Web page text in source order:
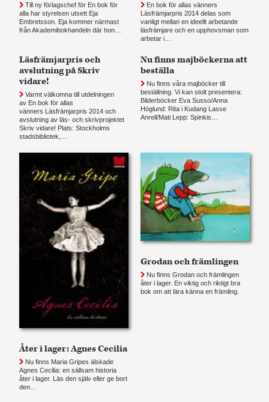
Till ny förlagschef för En bok för
alla har styrelsen utsett Eja
Embretsson. Eja kommer närmast
från Akademibokhandeln där hon…
En bok för allas vänners
Läsfrämjarpris 2014 delas som
vanligt mellan en ideellt arbetande
läsfrämjare och en upphovsman som
arbetar i…
Läsfrämjarpris och
avslutning på Skriv
vidare!
Varmt välkomna till utdelningen
av En bok för allas
vänners Läsfrämjarpris 2014 och
avslutning av läs- och skrivprojektet
Skriv vidare! Plats: Stockholms
stadsbibliotek,…
Nu finns majböckerna att
beställa
Nu finns våra majböcker till
beställning. Vi kan stolt presentera:
Bilderböcker Eva Susso/Anna
Höglund: Rita i Kudang Lasse
Anrell/Mati Lepp: Spinkis…
Åter i lager: Agnes Cecilia
Nu finns Maria Gripes älskade
Agnes Cecilia: en sällsam historia
åter i lager. Läs den själv eller ge bort
den…
Grodan och främlingen
Nu finns Grodan och främlingen
åter i lager. En viktig och riktigt bra
bok om att lära känna en främling.